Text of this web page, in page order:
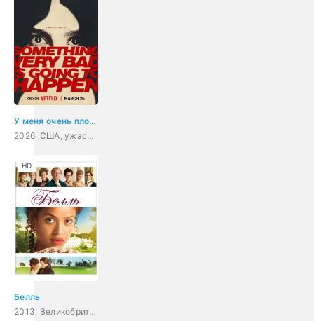
У меня очень плохое предчувствие
2026, США, ужасы, драма
Белль
2013, Великобритания, драма, мелодрама, биография
HD